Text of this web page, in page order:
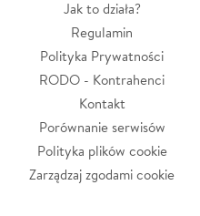
Jak to działa?
Regulamin
Polityka Prywatności
RODO - Kontrahenci
Kontakt
Porównanie serwisów
Polityka plików cookie
Zarządzaj zgodami cookie